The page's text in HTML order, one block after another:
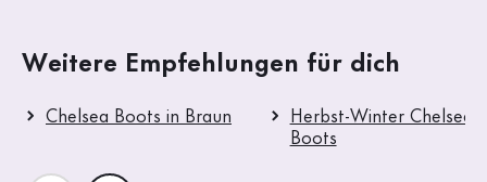
Weitere Empfehlungen für dich
Chelsea Boots in Braun
Herbst-Winter Chelsea
Boots